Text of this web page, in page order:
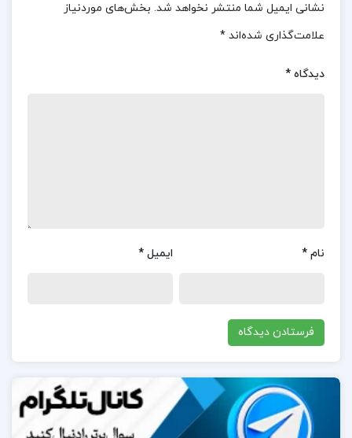
کتاب «تفسیر موضوعی نهج البلاغه» نوشته مصطفی
است.این کتاب به دلیل تحلیل جامع و رویکرد موضوعی به
کرده‌اند.همچنین، برخی افراد انتظار داشتند که مباحث
پژوهش در حوزه نهج البلاغه شناخته می‌شود.
مصطفی دلشاد تهرانی:
مصطفی دلشاد تهرانی یکی از نویسندگان برجسته در حوزه
نشانی ایمیل شما منتشر نخواهد شد. بخش‌های موردنیاز
علامت‌گذاری شده‌اند *
دیدگاه *
نام * ایمیل *